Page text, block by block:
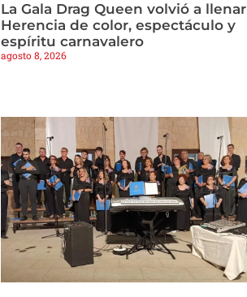
La Gala Drag Queen volvió a llenar
Herencia de color, espectáculo y
espíritu carnavalero
agosto 8, 2026